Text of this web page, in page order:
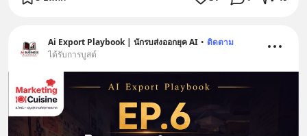
Ai Export Playbook | นักรบส่งออกยุค AI • ติดตาม
ได้รับการบูสต์